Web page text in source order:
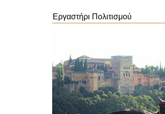
Εργαστήρι Πολιτισμού